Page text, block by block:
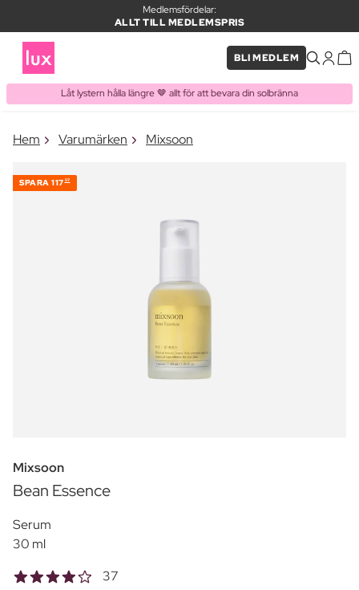
Medlemsfördelar:
ALLT TILL MEDLEMSPRIS
BLI MEDLEM
Låt lystern hålla längre 🤎 allt för att bevara din solbränna
PRODUKT I VARUKORGEN
Hem Varumärken Mixsoon
SPARA 117 57
Mixsoon
Bean Essence
Serum
30 ml
37